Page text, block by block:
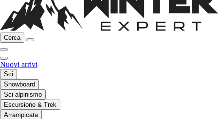
Cerca
Nuovi arrivi
Sci
Snowboard
Sci alpinismo
Escursione & Trek
Arrampicata